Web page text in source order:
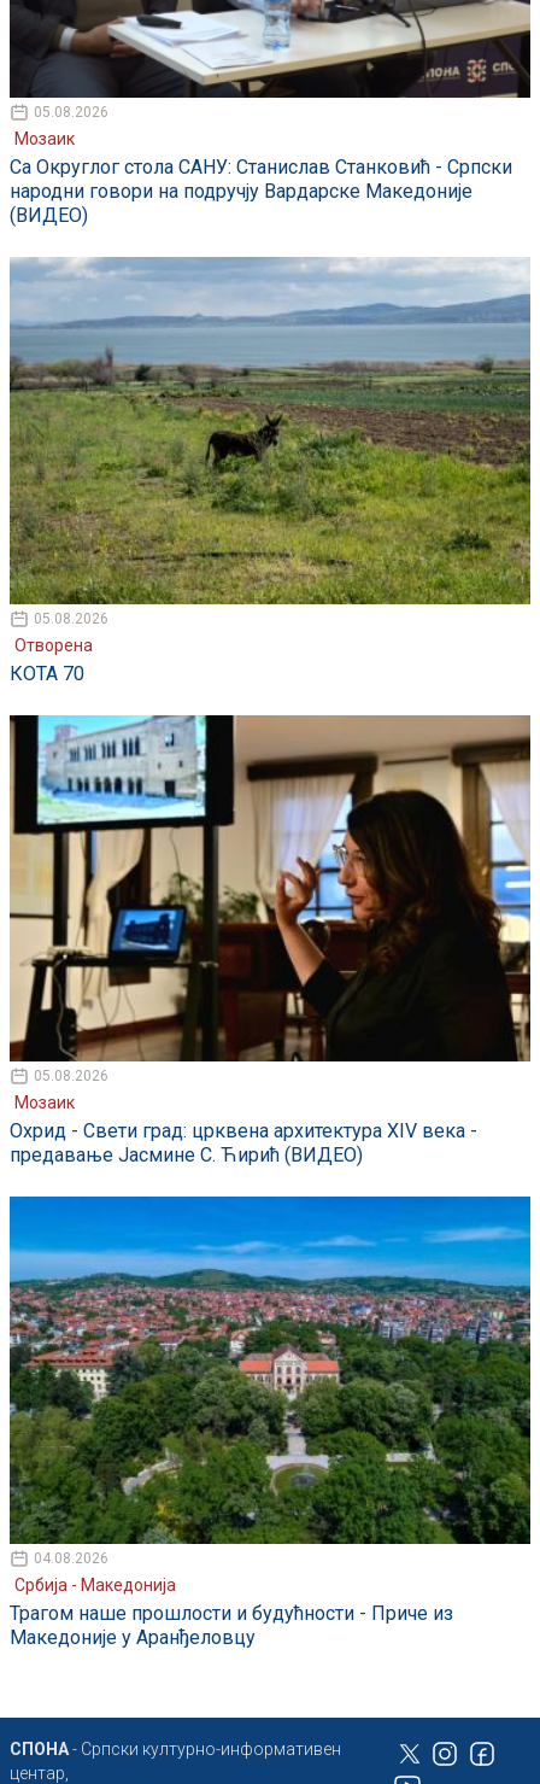
05.08.2026
Мозаик
Са Округлог стола САНУ: Станислав Станковић - Српски
народни говори на подручју Вардарске Македоније
(ВИДЕО)
05.08.2026
Отворена
КОТА 70
05.08.2026
Мозаик
Охрид - Свети град: црквена архитектура XIV века -
предавање Јасмине С. Ћирић (ВИДЕО)
04.08.2026
Србија - Македонија
Трагом наше прошлости и будућности - Приче из
Македоније у Аранђеловцу
СПОНА- Српски културно-информативен
центар,